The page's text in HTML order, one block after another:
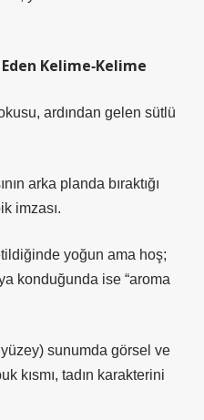
Kelime‑Kelime
ardından gelen sütlü
arka planda bıraktığı
imzası.
yoğun ama hoş;
konduğunda ise “aroma
sunumda görsel ve
kısmı, tadın karakterini